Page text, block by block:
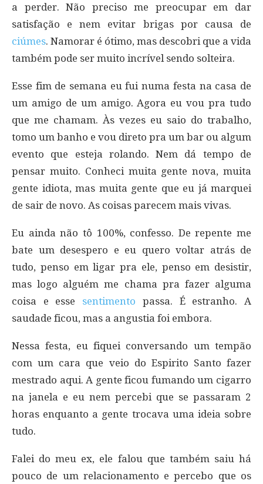
a perder. Não preciso me preocupar em dar
satisfação e nem evitar brigas por causa de
ciúmes. Namorar é ótimo, mas descobri que a vida
também pode ser muito incrível sendo solteira.
Esse fim de semana eu fui numa festa na casa de
um amigo de um amigo. Agora eu vou pra tudo
que me chamam. Às vezes eu saio do trabalho,
tomo um banho e vou direto pra um bar ou algum
evento que esteja rolando. Nem dá tempo de
pensar muito. Conheci muita gente nova, muita
gente idiota, mas muita gente que eu já marquei
de sair de novo. As coisas parecem mais vivas.
Eu ainda não tô 100%, confesso. De repente me
bate um desespero e eu quero voltar atrás de
tudo, penso em ligar pra ele, penso em desistir,
mas logo alguém me chama pra fazer alguma
coisa e esse sentimento passa. É estranho. A
saudade ficou, mas a angustia foi embora.
Nessa festa, eu fiquei conversando um tempão
com um cara que veio do Espirito Santo fazer
mestrado aqui. A gente ficou fumando um cigarro
na janela e eu nem percebi que se passaram 2
horas enquanto a gente trocava uma ideia sobre
tudo.
Falei do meu ex, ele falou que também saiu há
pouco de um relacionamento e percebo que os